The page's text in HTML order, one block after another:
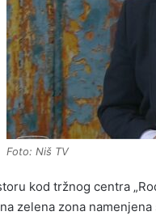
Foto: Niš TV
kod tržnog centra
zelena zona